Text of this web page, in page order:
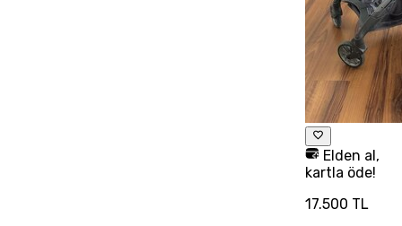
Elden al,
kartla öde!
17.500 TL